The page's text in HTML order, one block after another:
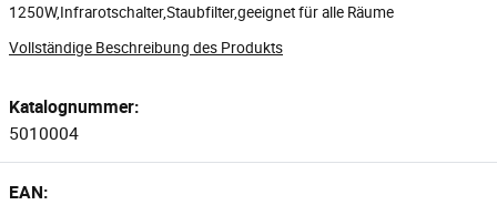
1250W,Infrarotschalter,Staubfilter,geeignet für alle Räume
Vollständige Beschreibung des Produkts
Katalognummer:
5010004
EAN: